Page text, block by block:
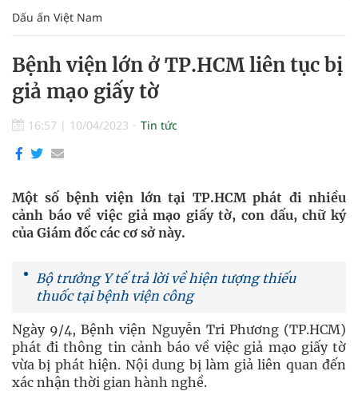
Dấu ấn Việt Nam
Bệnh viện lớn ở TP.HCM liên tục bị
giả mạo giấy tờ
16:57 | 10/04/2023 Tin tức
Một số bệnh viện lớn tại TP.HCM phát đi nhiều
cảnh báo về việc giả mạo giấy tờ, con dấu, chữ ký
của Giám đốc các cơ sở này.
Bộ trưởng Y tế trả lời về hiện tượng thiếu
thuốc tại bệnh viện công
Ngày 9/4, Bệnh viện Nguyễn Tri Phương (TP.HCM)
phát đi thông tin cảnh báo về việc giả mạo giấy tờ
vừa bị phát hiện. Nội dung bị làm giả liên quan đến
xác nhận thời gian hành nghề.